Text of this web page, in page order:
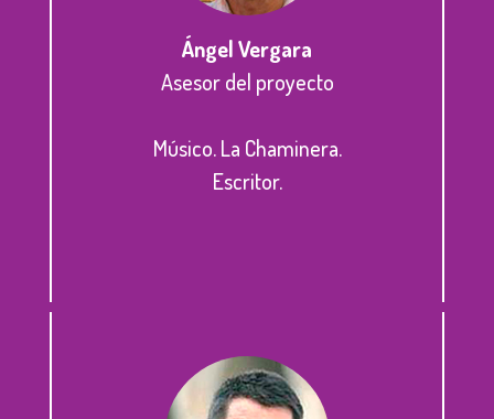
Ángel Vergara
Asesor del proyecto
Músico. La Chaminera.
Escritor.